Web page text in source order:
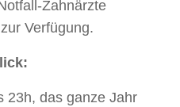
Zahnärzte
Verfügung.
23h, das ganze Jahr